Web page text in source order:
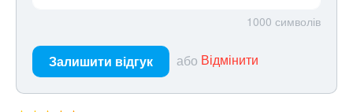
1000 символів
Залишити відгук або Відмінити